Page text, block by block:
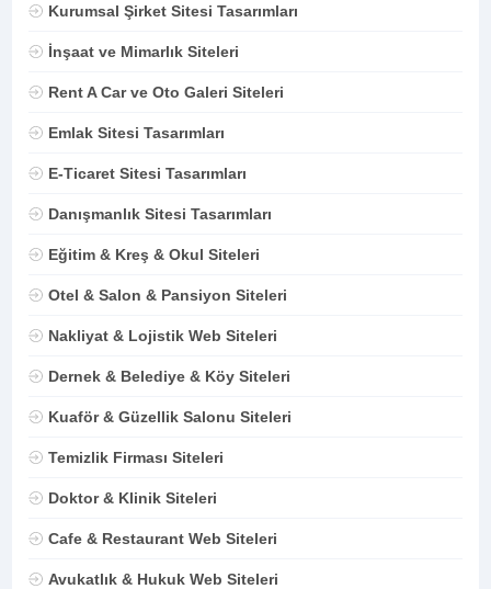
Kurumsal Şirket Sitesi Tasarımları
İnşaat ve Mimarlık Siteleri
Rent A Car ve Oto Galeri Siteleri
Emlak Sitesi Tasarımları
E-Ticaret Sitesi Tasarımları
Danışmanlık Sitesi Tasarımları
Eğitim & Kreş & Okul Siteleri
Otel & Salon & Pansiyon Siteleri
Nakliyat & Lojistik Web Siteleri
Dernek & Belediye & Köy Siteleri
Kuaför & Güzellik Salonu Siteleri
Temizlik Firması Siteleri
Doktor & Klinik Siteleri
Cafe & Restaurant Web Siteleri
Avukatlık & Hukuk Web Siteleri